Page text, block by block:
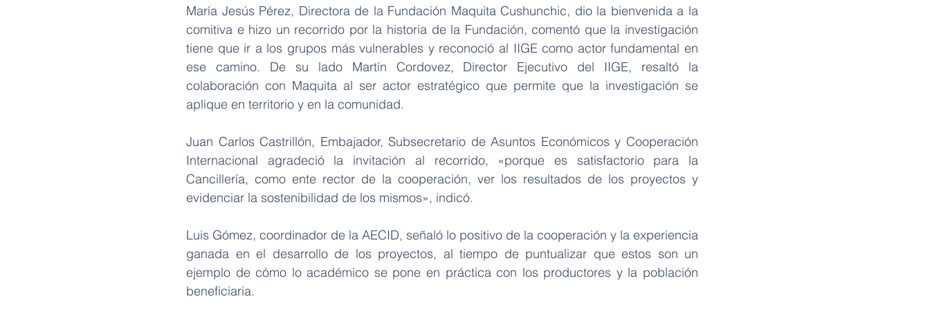
María Jesús Pérez, Directora de la Fundación Maquita Cushunchic, dio la bienvenida a la
comitiva e hizo un recorrido por la historia de la Fundación, comentó que la investigación
tiene que ir a los grupos más vulnerables y reconoció al IIGE como actor fundamental en
ese camino. De su lado Martín Cordovez, Director Ejecutivo del IIGE, resaltó la
colaboración con Maquita al ser actor estratégico que permite que la investigación se
aplique en territorio y en la comunidad.
Juan Carlos Castrillón, Embajador, Subsecretario de Asuntos Económicos y Cooperación
Internacional agradeció la invitación al recorrido, «porque es satisfactorio para la
Cancillería, como ente rector de la cooperación, ver los resultados de los proyectos y
evidenciar la sostenibilidad de los mismos», indicó.
Luis Gómez, coordinador de la AECID, señaló lo positivo de la cooperación y la experiencia
ganada en el desarrollo de los proyectos, al tiempo de puntualizar que estos son un
ejemplo de cómo lo académico se pone en práctica con los productores y la población
beneficiaria.